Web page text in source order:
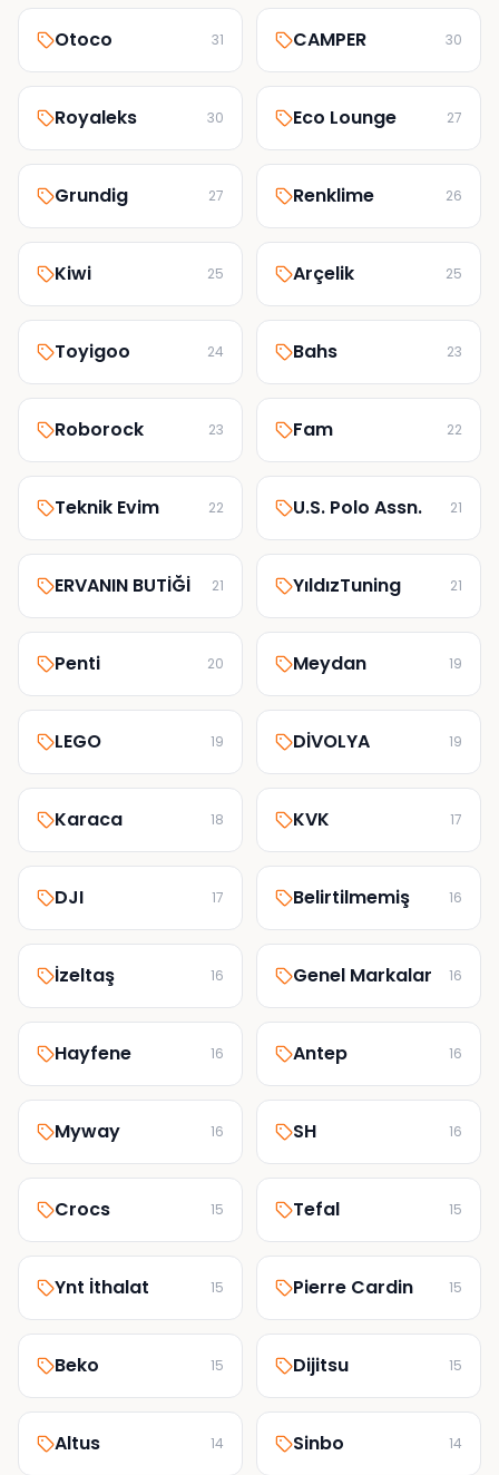
Otoco 31 CAMPER 30
Royaleks 30 Eco Lounge 27
Grundig 27 Renklime 26
Kiwi 25 Arçelik 25
Toyigoo 24 Bahs 23
Roborock 23 Fam 22
Teknik Evim 22 U.S. Polo Assn. 21
ERVANIN BUTİĞİ 21 YıldızTuning 21
Penti 20 Meydan 19
LEGO 19 DİVOLYA 19
Karaca 18 KVK 17
DJI 17 Belirtilmemiş 16
İzeltaş 16 Genel Markalar 16
Hayfene 16 Antep 16
Myway 16 SH 16
Crocs 15 Tefal 15
Ynt İthalat 15 Pierre Cardin 15
Beko 15 Dijitsu 15
Altus 14 Sinbo 14